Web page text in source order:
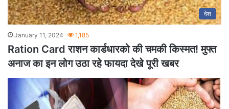
देश
January 11, 2024 1,185
Ration Card राशन कार्डधारको की चमकी किस्मत! मुफ्त
अनाज का इन लोग उठा रहे फायदा देखे पूरी खबर